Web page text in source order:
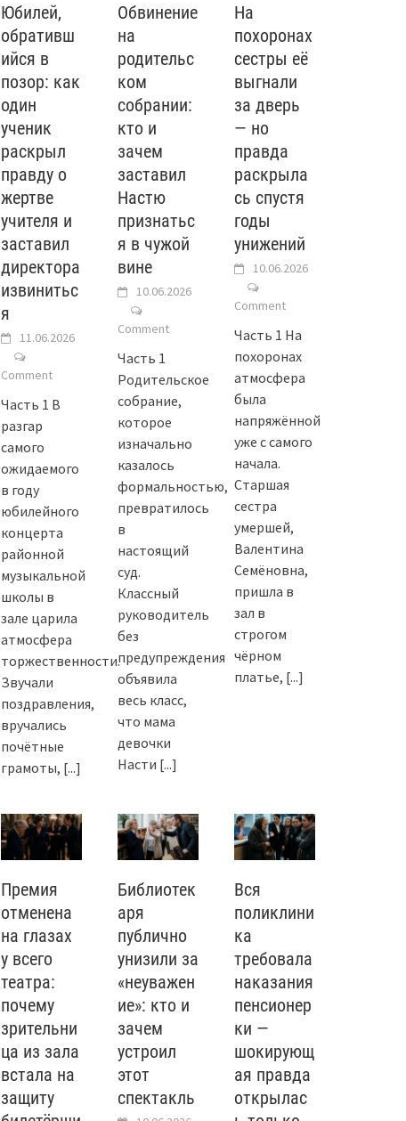
Юбилей,
обративш
ийся в
позор: как
один
ученик
раскрыл
правду о
жертве
учителя и
заставил
директора
извинитьс
я
11.06.2026
Comment
Часть 1 В
разгар
самого
ожидаемого
в году
юбилейного
концерта
районной
музыкальной
школы в
зале царила
атмосфера
торжественности.
Звучали
поздравления,
вручались
почётные
грамоты, [...]
Обвинение
на
родительс
ком
собрании:
кто и
зачем
заставил
Настю
признатьс
я в чужой
вине
10.06.2026
Comment
Часть 1
Родительское
собрание,
которое
изначально
казалось
формальностью,
превратилось
в
настоящий
суд.
Классный
руководитель
без
предупреждения
объявила
весь класс,
что мама
девочки
Насти [...]
На
похоронах
сестры её
выгнали
за дверь
— но
правда
раскрыла
сь спустя
годы
унижений
10.06.2026
Comment
Часть 1 На
похоронах
атмосфера
была
напряжённой
уже с самого
начала.
Старшая
сестра
умершей,
Валентина
Семёновна,
пришла в
зал в
строгом
чёрном
платье, [...]
Премия
отменена
на глазах
у всего
театра:
почему
зрительни
ца из зала
встала на
защиту
Библиотек
аря
публично
унизили за
«неуважен
ие»: кто и
зачем
устроил
этот
спектакль
Вся
поликлини
ка
требовала
наказания
пенсионер
ки —
шокирующ
ая правда
открылас